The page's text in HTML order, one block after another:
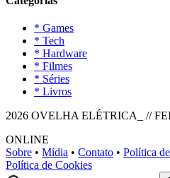
* Games
* Tech
* Hardware
* Filmes
* Séries
* Livros
2026 OVELHA ELÉTRICA_ //
ONLINE
Sobre • Mídia • Contato • Política
Política de Cookies